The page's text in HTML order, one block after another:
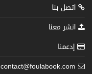
اتصل بنا
انشر معنا
إدعمنا
contact@foulabook.com